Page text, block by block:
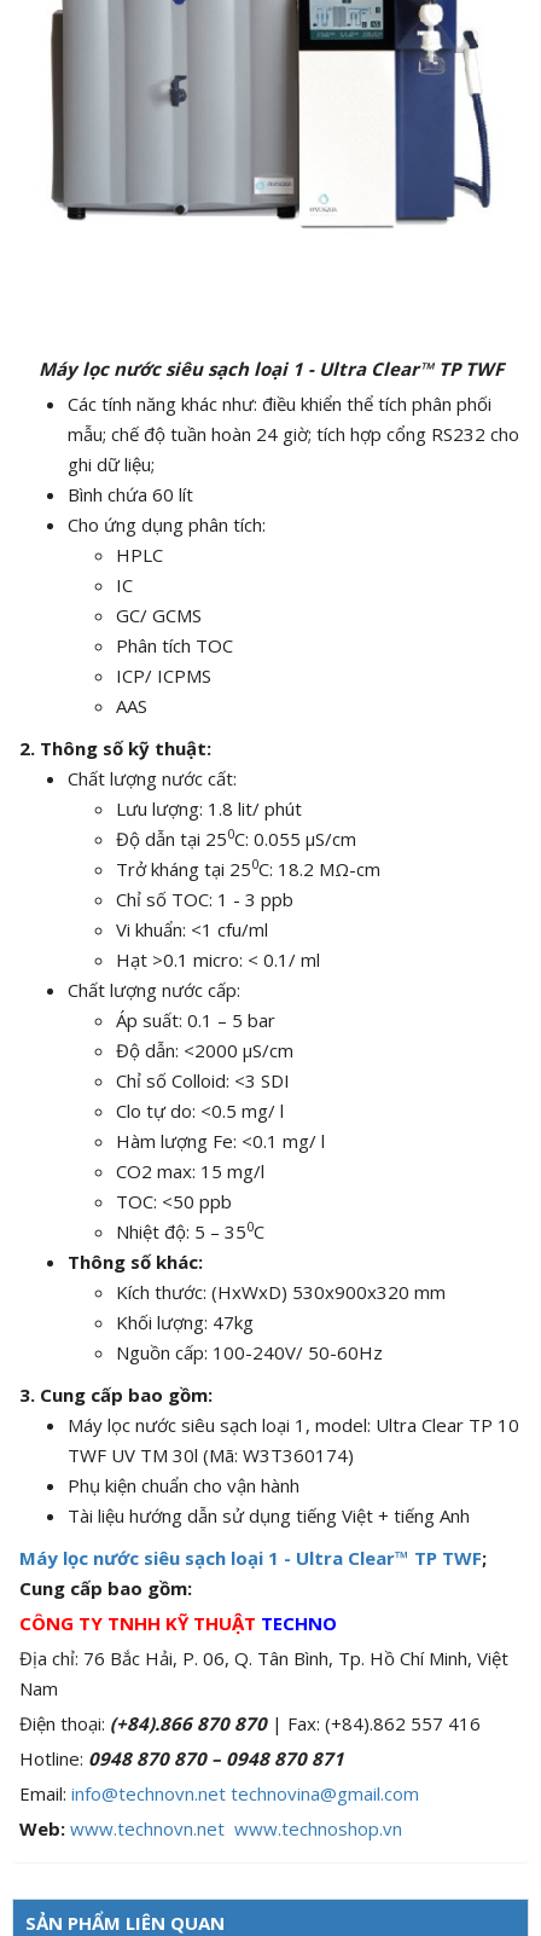
Máy lọc nước siêu sạch loại 1 - Ultra Clear™ TP TWF
Các tính năng khác như: điều khiển thể tích phân phối
mẫu; chế độ tuần hoàn 24 giờ; tích hợp cổng RS232 cho
ghi dữ liệu;
Bình chứa 60 lít
Cho ứng dụng phân tích:
HPLC
IC
GC/ GCMS
Phân tích TOC
ICP/ ICPMS
AAS
2. Thông số kỹ thuật:
Chất lượng nước cất:
Lưu lượng: 1.8 lit/ phút
Độ dẫn tại 250C: 0.055 µS/cm
Trở kháng tại 250C: 18.2 MΩ-cm
Chỉ số TOC: 1 - 3 ppb
Vi khuẩn: <1 cfu/ml
Hạt >0.1 micro: < 0.1/ ml
Chất lượng nước cấp:
Áp suất: 0.1 – 5 bar
Độ dẫn: <2000 µS/cm
Chỉ số Colloid: <3 SDI
Clo tự do: <0.5 mg/ l
Hàm lượng Fe: <0.1 mg/ l
CO2 max: 15 mg/l
TOC: <50 ppb
Nhiệt độ: 5 – 350C
Thông số khác:
Kích thước: (HxWxD) 530x900x320 mm
Khối lượng: 47kg
Nguồn cấp: 100-240V/ 50-60Hz
3. Cung cấp bao gồm:
Máy lọc nước siêu sạch loại 1, model: Ultra Clear TP 10
TWF UV TM 30l (Mã: W3T360174)
Phụ kiện chuẩn cho vận hành
Tài liệu hướng dẫn sử dụng tiếng Việt + tiếng Anh
Máy lọc nước siêu sạch loại 1 - Ultra Clear™ TP TWF;
Cung cấp bao gồm:
CÔNG TY TNHH KỸ THUẬT TECHNO
Địa chỉ: 76 Bắc Hải, P. 06, Q. Tân Bình, Tp. Hồ Chí Minh, Việt
Nam
Điện thoại: (+84).866 870 870 | Fax: (+84).862 557 416
Hotline: 0948 870 870 – 0948 870 871
Email: info@technovn.net technovina@gmail.com
Web: www.technovn.net www.technoshop.vn
SẢN PHẨM LIÊN QUAN